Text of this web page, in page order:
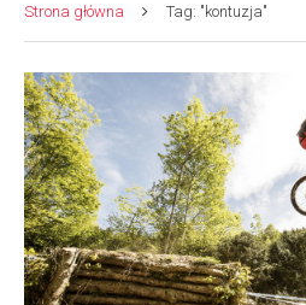
Strona główna Tag: "kontuzja"